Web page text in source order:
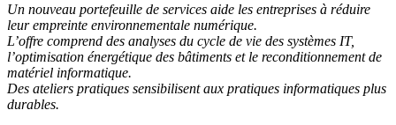
Un nouveau portefeuille de services aide les entreprises à réduire
leur empreinte environnementale numérique.
L’offre comprend des analyses du cycle de vie des systèmes IT,
l’optimisation énergétique des bâtiments et le reconditionnement de
matériel informatique.
Des ateliers pratiques sensibilisent aux pratiques informatiques plus
durables.